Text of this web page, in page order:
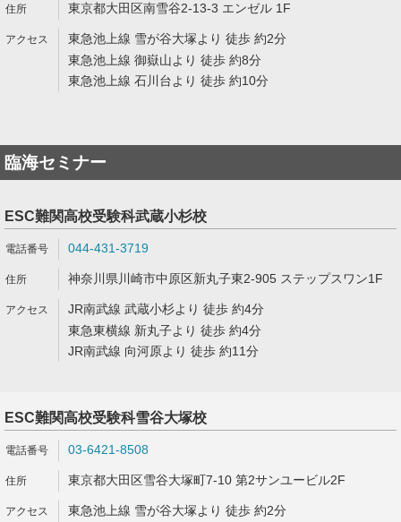
東京都大田区南雪谷2-13-3 エンゼル 1F
東急池上線 雪が谷大塚より 徒歩 約2分
東急池上線 御嶽山より 徒歩 約8分
東急池上線 石川台より 徒歩 約10分
臨海セミナー
ESC難関高校受験科武蔵小杉校
044-431-3719
神奈川県川崎市中原区新丸子東2-905 ステップスワン1F
JR南武線 武蔵小杉より 徒歩 約4分
東急東横線 新丸子より 徒歩 約4分
JR南武線 向河原より 徒歩 約11分
ESC難関高校受験科雪谷大塚校
03-6421-8508
東京都大田区雪谷大塚町7-10 第2サンユービル2F
東急池上線 雪が谷大塚より 徒歩 約2分